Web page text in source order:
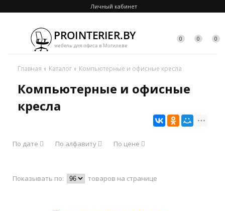
Личный кабинет
0 0 0
Главная Каталог Компьютерные и офисные кресла
Компьютерные и офисные
кресла
По дате По алфавиту По цене
Показывать по: товаров на странице